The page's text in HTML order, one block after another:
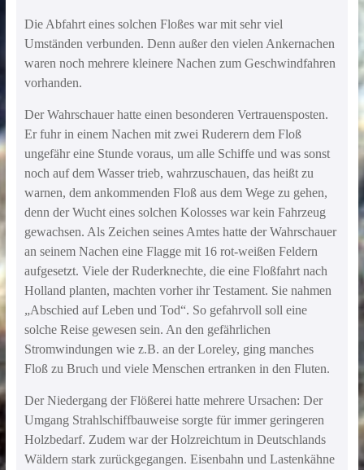
Die Abfahrt eines solchen Floßes war mit sehr viel
Umständen verbunden. Denn außer den vielen Ankernachen
waren noch mehrere kleinere Nachen zum Geschwindfahren
vorhanden.
Der Wahrschauer hatte einen besonderen Vertrauensposten.
Er fuhr in einem Nachen mit zwei Ruderern dem Floß
ungefähr eine Stunde voraus, um alle Schiffe und was sonst
noch auf dem Wasser trieb, wahrzuschauen, das heißt zu
warnen, dem ankommenden Floß aus dem Wege zu gehen,
denn der Wucht eines solchen Kolosses war kein Fahrzeug
gewachsen. Als Zeichen seines Amtes hatte der Wahrschauer
an seinem Nachen eine Flagge mit 16 rot-weißen Feldern
aufgesetzt. Viele der Ruderknechte, die eine Floßfahrt nach
Holland planten, machten vorher ihr Testament. Sie nahmen
„Abschied auf Leben und Tod“. So gefahrvoll soll eine
solche Reise gewesen sein. An den gefährlichen
Stromwindungen wie z.B. an der Loreley, ging manches
Floß zu Bruch und viele Menschen ertranken in den Fluten.
Der Niedergang der Flößerei hatte mehrere Ursachen: Der
Umgang Strahlschiffbauweise sorgte für immer geringeren
Holzbedarf. Zudem war der Holzreichtum in Deutschlands
Wäldern stark zurückgegangen. Eisenbahn und Lastenkähne